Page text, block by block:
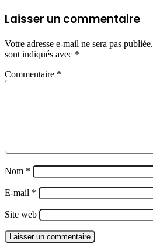
Laisser un commentaire
Votre adresse e-mail ne sera pas publiée.
sont indiqués avec *
Commentaire *
Nom *
E-mail *
Site web